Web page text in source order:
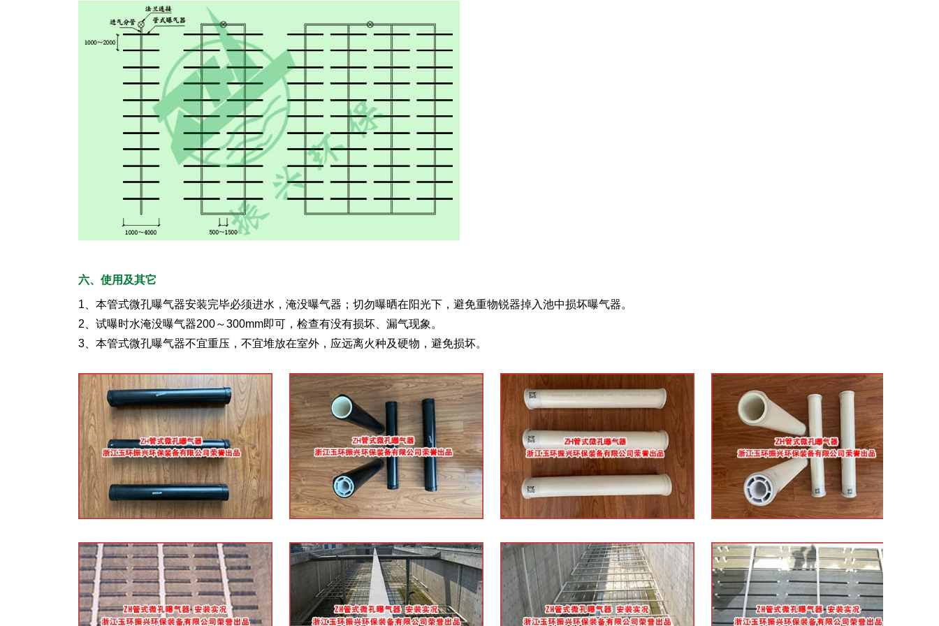
六、使用及其它
1、本管式微孔曝气器安装完毕必须进水，淹没曝气器；切勿曝晒在阳光下，避免重物锐器掉入池中损坏曝气器。
2、试曝时水淹没曝气器200～300mm即可，检查有没有损坏、漏气现象。
3、本管式微孔曝气器不宜重压，不宜堆放在室外，应远离火种及硬物，避免损坏。